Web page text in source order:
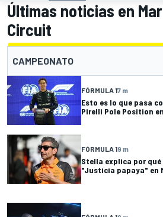
Últimas noticias en
Circuit
CAMPEONATO
FÓRMULA 17 m
Esto es lo que pasa
Pirelli Pole Position
FÓRMULA 19 m
Stella explica por
"Justicia papaya" en